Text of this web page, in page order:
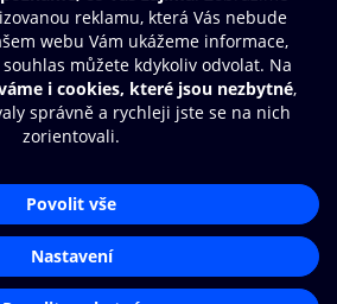
údajů
Aplikace O2 Knihovna
Čti a poslouchej své e-knihy a
audioknihy rychleji a pohodlněji.